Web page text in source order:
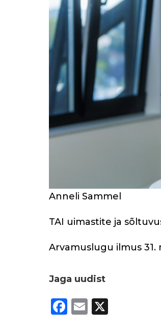
Anneli Sammel
TAI uimastite ja
Arvamuslugu ilmus 31.
Jaga uudist
F
a
E
m